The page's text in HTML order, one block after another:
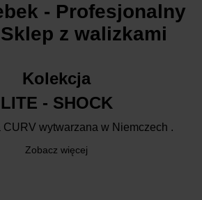
- Profesjonalny
z walizkami
Kolekcja
LITE - SHOCK
CURV wytwarzana w Niemczech .
Zobacz więcej